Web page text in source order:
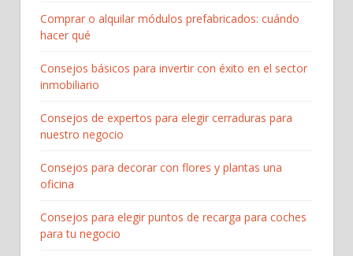
Comprar o alquilar módulos prefabricados: cuándo
hacer qué
Consejos básicos para invertir con éxito en el sector
inmobiliario
Consejos de expertos para elegir cerraduras para
nuestro negocio
Consejos para decorar con flores y plantas una
oficina
Consejos para elegir puntos de recarga para coches
para tu negocio